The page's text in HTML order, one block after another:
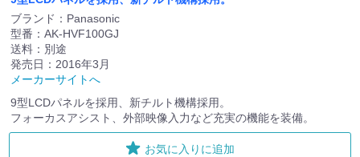
ブランド：Panasonic
型番：AK-HVF100GJ
送料：別途
発売日：2016年3月
メーカーサイトへ
9型LCDパネルを採用、新チルト機構採用。
フォーカスアシスト、外部映像入力など充実の機能を装備。
お気に入りに追加